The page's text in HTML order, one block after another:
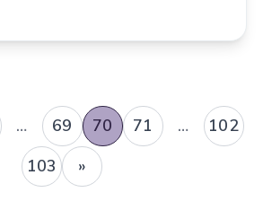
… 69 70 71 …
102
103
Následující
»